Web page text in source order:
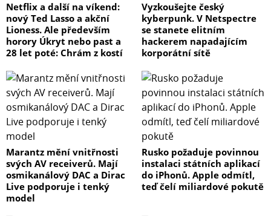
Netflix a další na víkend:
nový Ted Lasso a akční
Lioness. Ale především
horory Úkryt nebo past a
28 let poté: Chrám z kostí
Vyzkoušejte český
kyberpunk. V Netspectre
se stanete elitním
hackerem napadajícím
korporátní sítě
Marantz mění vnitřnosti
svých AV receiverů. Mají
osmikanálový DAC a Dirac
Live podporuje i tenký
model
Rusko požaduje povinnou
instalaci státních aplikací
do iPhonů. Apple odmítl,
teď čelí miliardové pokutě